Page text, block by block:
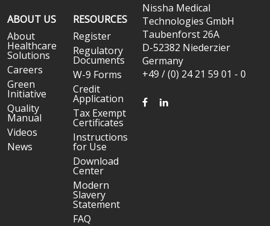
ABOUT US
About
Healthcare
Solutions
Careers
Green
Initiative
Quality
Manual
Videos
News
RESOURCES
Register
Regulatory
Documents
W-9 Forms
Credit
Application
Tax Exempt
Certificates
Instructions
for Use
Download
Center
Modern
Slavery
Statement
FAQ
Nissha Medical
Technologies GmbH
Taubenforst 26A
D-52382 Niederzier
Germany
+49 / (0) 24 21 59 01 - 0
FACEBOOK
LINKEDIN